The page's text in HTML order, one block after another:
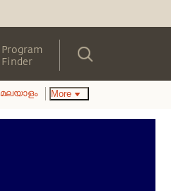
Program
Finder
മലയാളം More